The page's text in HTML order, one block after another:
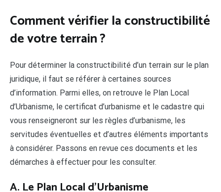
Comment vérifier la constructibilité
de votre terrain ?
Pour déterminer la constructibilité d’un terrain sur le plan
juridique, il faut se référer à certaines sources
d’information. Parmi elles, on retrouve le Plan Local
d’Urbanisme, le certificat d’urbanisme et le cadastre qui
vous renseigneront sur les règles d’urbanisme, les
servitudes éventuelles et d’autres éléments importants
à considérer. Passons en revue ces documents et les
démarches à effectuer pour les consulter.
A. Le Plan Local d’Urbanisme